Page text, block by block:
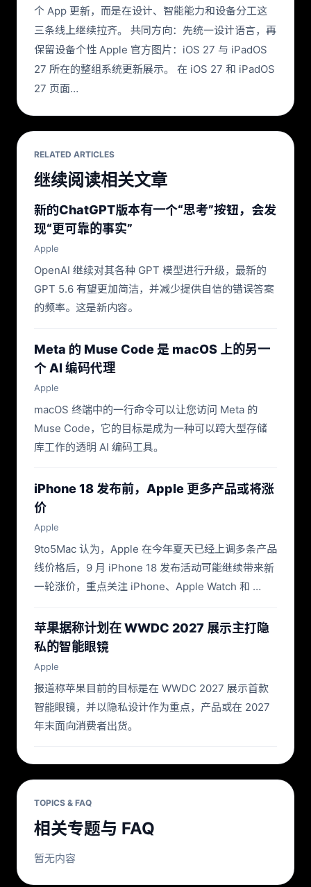
个 App 更新，而是在设计、智能能力和设备分工这
三条线上继续拉齐。 共同方向：先统一设计语言，再
保留设备个性 Apple 官方图片：iOS 27 与 iPadOS
27 所在的整组系统更新展示。 在 iOS 27 和 iPadOS
27 页面…
RELATED ARTICLES
继续阅读相关文章
新的ChatGPT版本有一个“思考”按钮，会发
现“更可靠的事实”
Apple
OpenAI 继续对其各种 GPT 模型进行升级，最新的
GPT 5.6 有望更加简洁，并减少提供自信的错误答案
的频率。这是新内容。
Meta 的 Muse Code 是 macOS 上的另一
个 AI 编码代理
Apple
macOS 终端中的一行命令可以让您访问 Meta 的
Muse Code，它的目标是成为一种可以跨大型存储
库工作的透明 AI 编码工具。
iPhone 18 发布前，Apple 更多产品或将涨
价
Apple
9to5Mac 认为，Apple 在今年夏天已经上调多条产品
线价格后，9 月 iPhone 18 发布活动可能继续带来新
一轮涨价，重点关注 iPhone、Apple Watch 和 …
苹果据称计划在 WWDC 2027 展示主打隐
私的智能眼镜
Apple
报道称苹果目前的目标是在 WWDC 2027 展示首款
智能眼镜，并以隐私设计作为重点，产品或在 2027
年末面向消费者出货。
TOPICS & FAQ
相关专题与 FAQ
暂无内容